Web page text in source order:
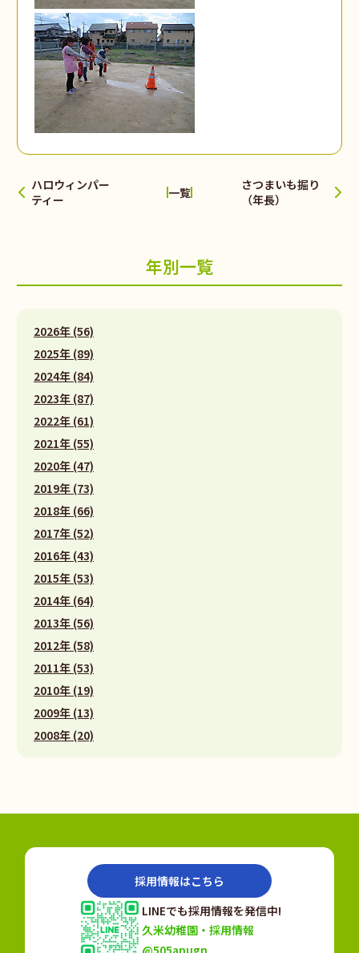
ハロウィンパー
ティー
一覧
さつまいも掘り
（年長）
年別一覧
2026年 (56)
2025年 (89)
2024年 (84)
2023年 (87)
2022年 (61)
2021年 (55)
2020年 (47)
2019年 (73)
2018年 (66)
2017年 (52)
2016年 (43)
2015年 (53)
2014年 (64)
2013年 (56)
2012年 (58)
2011年 (53)
2010年 (19)
2009年 (13)
2008年 (20)
採用情報はこちら
LINEでも採用情報を発信中!
久米幼稚園・採用情報
@505anugn